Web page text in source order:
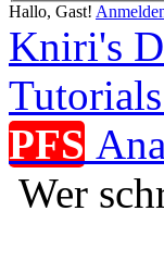
Hallo, Gast!
Kniri's
PFS
Wer